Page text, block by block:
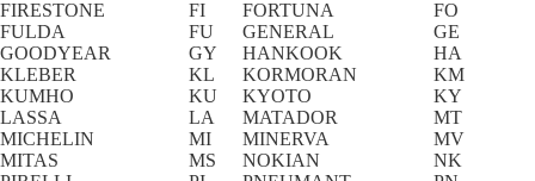
FIRESTONE
FI FORTUNA
FO
FULDA
FU GENERAL
GE
GOODYEAR
GY HANKOOK
HA
KLEBER
KL KORMORAN
KM
KUMHO
KU KYOTO
KY
LASSA
LA MATADOR
MT
MICHELIN
MI MINERVA
MV
MITAS
MS NOKIAN
NK